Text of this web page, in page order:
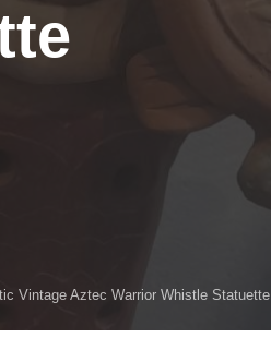
Vintage Aztec Warrior Whistle Statuette